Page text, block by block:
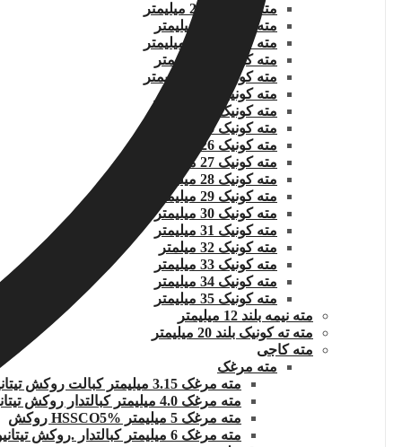
مته کونیک 20.5 میلیمتر
مته کونیک 21 میلیمتر
مته کونیک 21.5 میلیمتر
مته کونیک 22 میلیمتر
مته کونیک 22.5 میلیمتر
مته کونیک 23 میلیمتر
مته کونیک 24 میلیمتر
مته کونیک 25 میلیمتر
مته کونیک 26 میلیمتر
مته کونیک 27 میلیمتر
مته کونیک 28 میلیمتر
مته کونیک 29 میلیمتر
مته کونیک 30 میلیمتر
مته کونیک 31 میلیمتر
مته کونیک 32 میلمتر
مته کونیک 33 میلیمتر
مته کونیک 34 میلیمتر
مته کونیک 35 میلیمتر
مته نیمه بلند 12 میلیمتر
مته ته کونیک بلند 20 میلیمتر
مته کاجی
مته مرغک
مته مرغک 3.15 میلیمتر کبالت روکش تیتانیوم
مته مرغک 4.0 میلیمتر کبالتدار روکش تیتانیوم
مته مرغک 5 میلیمتر HSSCO5% روکش
مته مرغک 6 میلیمتر کبالتدار .روکش تیتانیوم